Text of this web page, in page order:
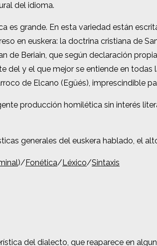
del idioma.
es grande. En esta variedad están
en euskera: la doctrina cristiana de
de Beriain, que según declaración
del y el que mejor se entiende en
de Elcano (Egüés), imprescindible
producción homilética sin interés
generales del euskera hablado, el
)/Fonética/Léxico/Sintaxis
del dialecto, que reaparece en
del idioma.
es grande. En esta variedad están
en euskera: la doctrina cristiana de
de Beriain, que según declaración
del y el que mejor se entiende en
de Elcano (Egüés), imprescindible
producción homilética sin interés
generales del euskera hablado, el
)/Fonética/Léxico/Sintaxis
del dialecto, que reaparece en